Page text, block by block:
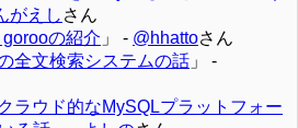
がえし さん
の紹介 」 - @hhattoさん
全文検索システムの話 」 -
ラウド的なMySQLプラットフォー